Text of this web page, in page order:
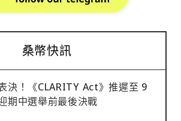
桑幣快訊
決！《CLARITY Act》推遲至 9
期中選舉前最後決戰